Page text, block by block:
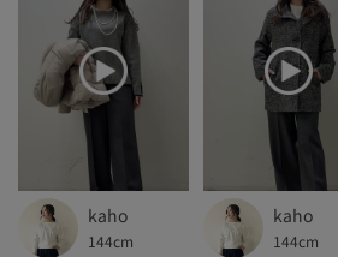
kaho
144cm
kaho
144cm